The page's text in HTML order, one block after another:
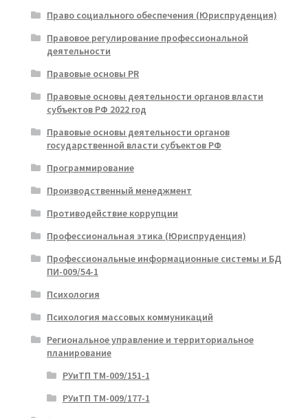
Право социального обеспечения (Юриспруденция)
Правовое регулирование профессиональной
деятельности
Правовые основы PR
Правовые основы деятельности органов власти
субъектов РФ 2022 год
Правовые основы деятельности органов
государственной власти субъектов РФ
Программирование
Производственный менеджмент
Противодействие коррупции
Профессиональная этика (Юриспруденция)
Профессиональные информационные системы и БД
ПИ-009/54-1
Психология
Психология массовых коммуникаций
Региональное управление и территориальное
планирование
РУиТП ТМ-009/151-1
РУиТП ТМ-009/177-1